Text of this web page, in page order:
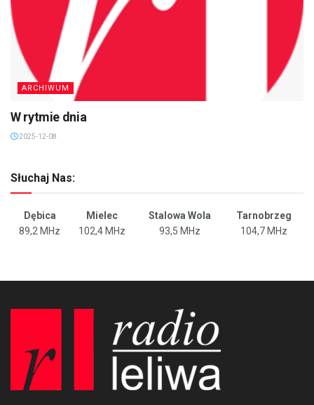
ARCHIWUM
W rytmie dnia
2025-12-08
Słuchaj Nas:
Dębica Mielec Stalowa Wola
Tarnobrzeg
89,2 MHz
102,4 MHz 93,5 MHz 104,7 MHz